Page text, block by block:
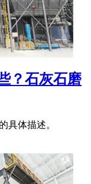
？石灰石磨
具体描述。